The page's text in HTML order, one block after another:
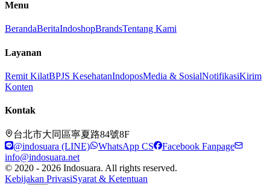
Menu
BerandaBeritaIndoshopBrandsTentang Kami
Layanan
Remit KilatBPJS KesehatanIndoposMedia & SosialNotifikasiKirim
Konten
Kontak
台北市大同區寧夏路84號8F
@indosuara (LINE)
WhatsApp CS
Facebook Fanpage
info@indosuara.net
© 2020 - 2026 Indosuara. All rights reserved.
Kebijakan PrivasiSyarat & Ketentuan